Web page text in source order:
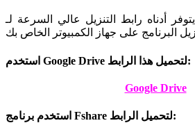
يتوفر أدناه رابط التنزيل عالي السرعة لـ Gerber Accumark v12؛
استخدم Google Drive لتحميل هذا الرابط:
Google Drive
استخدم برنامج Fshare لتحميل الرابط: